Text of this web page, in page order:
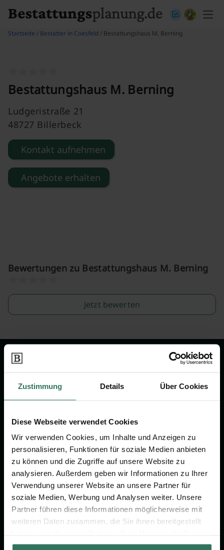
Zustimmung Details Über Cookies
Diese Webseite verwendet Cookies
Wir verwenden Cookies, um Inhalte und Anzeigen zu
personalisieren, Funktionen für soziale Medien anbieten
zu können und die Zugriffe auf unsere Website zu
analysieren. Außerdem geben wir Informationen zu Ihrer
Verwendung unserer Website an unsere Partner für
soziale Medien, Werbung und Analysen weiter. Unsere
Partner führen diese Informationen möglicherweise mit
weiteren Daten zusammen, die Sie ihnen bereitgestellt
gesammelt haben.
Startseite / Bestatter in Coesfeld / Bestattungshaus M. Berning
Bestattungshaus M. Berning
Ludgeristraße 21
48727 Billerbeck
Kontakt aufnehmen
Angebote erhalten
Bewertungen zu Bestattungshaus M. Berning
Jetzt bewerten
Wir sind Ihr Ansprechpartner rund
um das Thema Bestattung &
Vorsorge.
Jetzt beraten lassen
FÜR SIE
Vergleich
Ratgeber
Verzeichnis
FÜR BESTATTER
Online-Portal
Kostenlos registrieren